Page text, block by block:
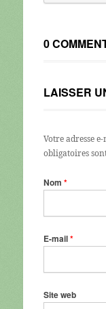
0
LAISSER
Votre adresse
obligatoires
Nom *
E-mail*
Site web